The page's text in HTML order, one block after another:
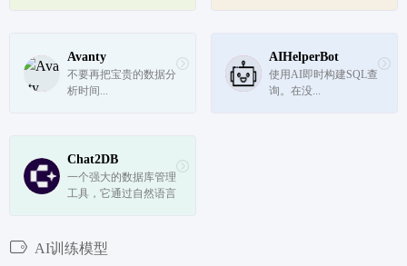
Avanty
不要再把宝贵的数据分
析时间...
AIHelperBot
使用AI即时构建SQL查
询。在没...
Chat2DB
一个强大的数据库管理
工具，它通过自然语言
程。它的开源性质、多
数据库支持、数据安全
AI训练模型